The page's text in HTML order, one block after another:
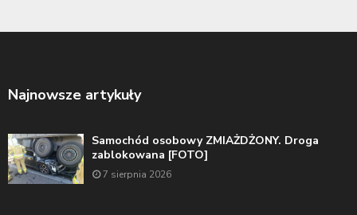
Najnowsze artykuły
Samochód osobowy ZMIAŻDŻONY. Droga
zablokowana [FOTO]
7 sierpnia 2026